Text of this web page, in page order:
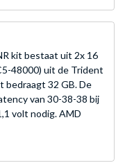
kit bestaat uit 2x 16
48000) uit de Trident
bedraagt 32 GB. De
van 30-38-38 bij
volt nodig. AMD